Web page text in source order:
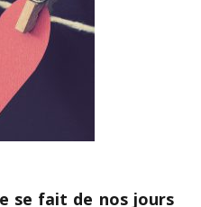
se fait de nos jours